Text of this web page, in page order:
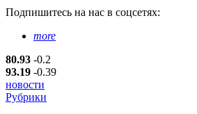
Подпишитесь на нас в соцсетях:
more
80.93 -0.2
93.19 -0.39
новости
Рубрики